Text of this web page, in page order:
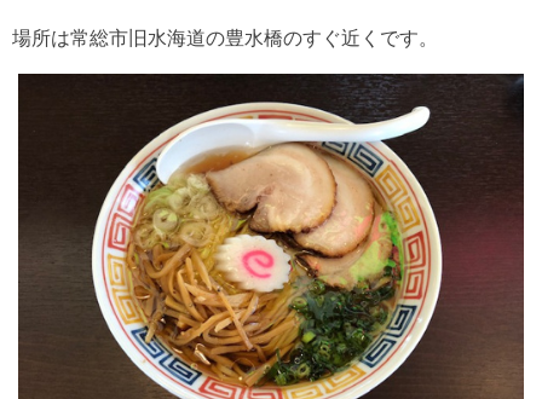
場所は常総市旧水海道の豊水橋のすぐ近くです。